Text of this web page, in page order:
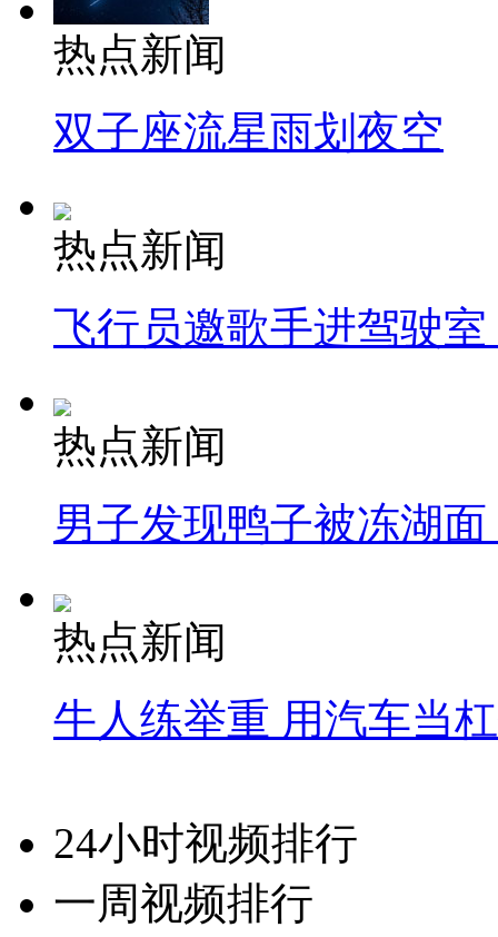
热点新闻
双子座流星雨划夜空
热点新闻
飞行员邀歌手进驾驶
热点新闻
男子发现鸭子被冻湖
热点新闻
牛人练举重 用汽车当
24小时视频排行
一周视频排行